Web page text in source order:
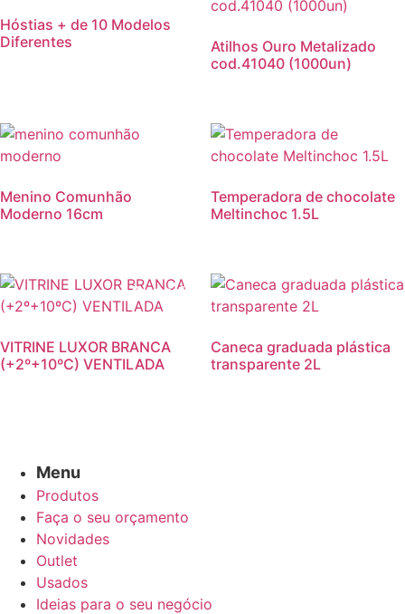
Hóstias + de 10 Modelos
Diferentes
Atilhos Ouro Metalizado
cod.41040 (1000un)
Menino Comunhão
Moderno 16cm
Temperadora de chocolate
Meltinchoc 1.5L
Promoção!
VITRINE LUXOR BRANCA
(+2º+10ºC) VENTILADA
Caneca graduada plástica
transparente 2L
Menu
Produtos
Faça o seu orçamento
Novidades
Outlet
Usados
Ideias para o seu negócio